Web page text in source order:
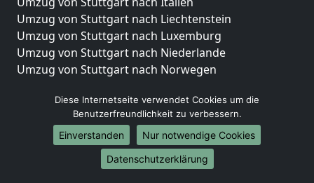
Umzug von Stuttgart nach Liechtenstein
Umzug von Stuttgart nach Luxemburg
Umzug von Stuttgart nach Niederlande
Umzug von Stuttgart nach Norwegen
Umzüge-Deutschlandweit
Umzug von Stuttgart nach Berlin
Umzug von Stuttgart nach Hamburg
Umzug von Stuttgart nach München
Umzug von Stuttgart nach Köln
Diese Internetseite verwendet Cookies um die
Benutzerfreundlichkeit zu verbessern.
Einverstanden
Nur notwendige Cookies
Datenschutzerklärung